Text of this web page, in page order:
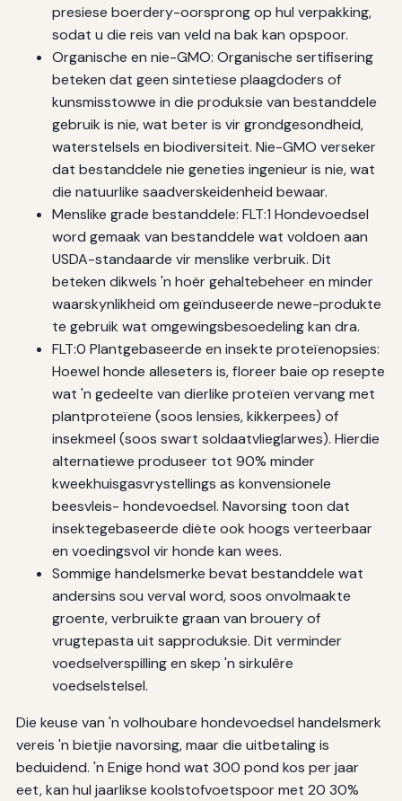
presiese boerdery-oorsprong op hul verpakking,
sodat u die reis van veld na bak kan opspoor.
Organische en nie-GMO: Organische sertifisering
beteken dat geen sintetiese plaagdoders of
kunsmisstowwe in die produksie van bestanddele
gebruik is nie, wat beter is vir grondgesondheid,
waterstelsels en biodiversiteit. Nie-GMO verseker
dat bestanddele nie geneties ingenieur is nie, wat
die natuurlike saadverskeidenheid bewaar.
Menslike grade bestanddele: FLT:1 Hondevoedsel
word gemaak van bestanddele wat voldoen aan
USDA-standaarde vir menslike verbruik. Dit
beteken dikwels 'n hoër gehaltebeheer en minder
waarskynlikheid om geïnduseerde newe-produkte
te gebruik wat omgewingsbesoedeling kan dra.
FLT:0 Plantgebaseerde en insekte proteïenopsies:
Hoewel honde alleseters is, floreer baie op resepte
wat 'n gedeelte van dierlike proteïen vervang met
plantproteïene (soos lensies, kikkerpees) of
insekmeel (soos swart soldaatvlieglarwes). Hierdie
alternatiewe produseer tot 90% minder
kweekhuisgasvrystellings as konvensionele
beesvleis- hondevoedsel. Navorsing toon dat
insektegebaseerde diëte ook hoogs verteerbaar
en voedingsvol vir honde kan wees.
Sommige handelsmerke bevat bestanddele wat
andersins sou verval word, soos onvolmaakte
groente, verbruikte graan van brouery of
vrugtepasta uit sapproduksie. Dit verminder
voedselverspilling en skep 'n sirkulêre
voedselstelsel.
Die keuse van 'n volhoubare hondevoedsel handelsmerk
vereis 'n bietjie navorsing, maar die uitbetaling is
beduidend. 'n Enige hond wat 300 pond kos per jaar
eet, kan hul jaarlikse koolstofvoetspoor met 20 30%